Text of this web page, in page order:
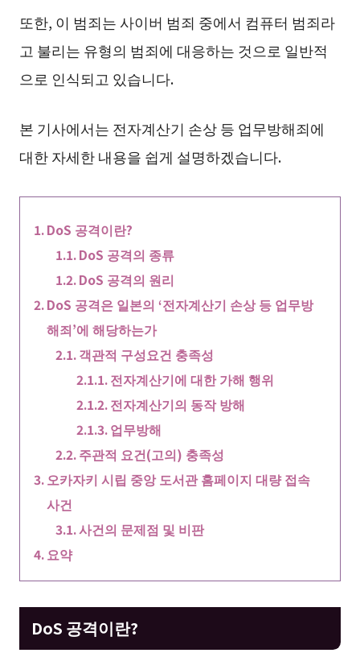
또한, 이 범죄는 사이버 범죄 중에서 컴퓨터 범죄라
고 불리는 유형의 범죄에 대응하는 것으로 일반적
으로 인식되고 있습니다.
본 기사에서는 전자계산기 손상 등 업무방해죄에
대한 자세한 내용을 쉽게 설명하겠습니다.
DoS 공격이란?
DoS 공격의 종류
DoS 공격의 원리
DoS 공격은 일본의 ‘전자계산기 손상 등 업무방
해죄’에 해당하는가
객관적 구성요건 충족성
전자계산기에 대한 가해 행위
전자계산기의 동작 방해
업무방해
주관적 요건(고의) 충족성
오카자키 시립 중앙 도서관 홈페이지 대량 접속
사건
사건의 문제점 및 비판
요약
DoS 공격이란?